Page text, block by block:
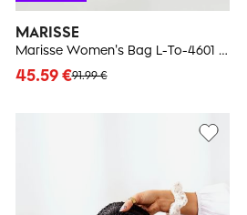
MARISSE
Marisse Women's Bag L-To-4601 Black
91.99 €
45.59 €